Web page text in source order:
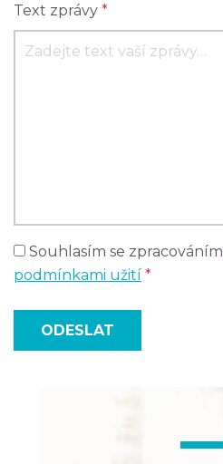
Text zprávy *
Souhlasím se zpracováním
podmínkami užití *
ODESLAT